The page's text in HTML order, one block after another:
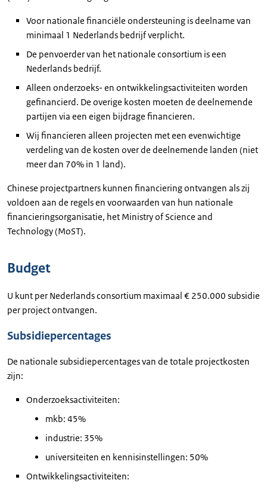
Voor nationale financiële ondersteuning is deelname van
minimaal 1 Nederlands bedrijf verplicht.
De penvoerder van het nationale consortium is een
Nederlands bedrijf.
Alleen onderzoeks- en ontwikkelingsactiviteiten worden
gefinancierd. De overige kosten moeten de deelnemende
partijen via een eigen bijdrage financieren.
Wij financieren alleen projecten met een evenwichtige
verdeling van de kosten over de deelnemende landen (niet
meer dan 70% in 1 land).
Chinese projectpartners kunnen financiering ontvangen als zij
voldoen aan de regels en voorwaarden van hun nationale
financieringsorganisatie, het Ministry of Science and
Technology(MoST).
Budget
U kunt per Nederlands consortium maximaal € 250.000 subsidie
per project ontvangen.
Subsidiepercentages
De nationale subsidiepercentages van de totale projectkosten
zijn:
Onderzoeksactiviteiten:
mkb: 45%
industrie: 35%
universiteiten en kennisinstellingen: 50%
Ontwikkelingsactiviteiten: